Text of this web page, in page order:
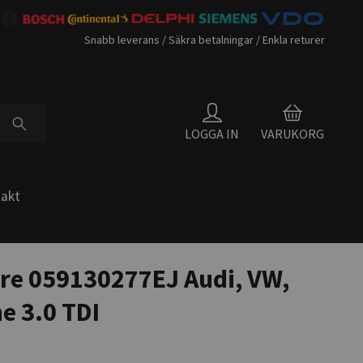
Snabb leverans / Säkra betalningar / Enkla returer
LOGGA IN VARUKORG
059130277EJ Audi, VW,
3.0 TDI